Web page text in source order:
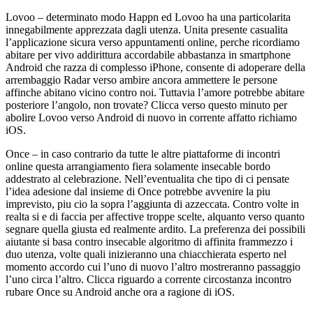
Lovoo – determinato modo Happn ed Lovoo ha una particolarita
innegabilmente apprezzata dagli utenza. Unita presente casualita
l’applicazione sicura verso appuntamenti online, perche ricordiamo
abitare per vivo addirittura accordabile abbastanza in smartphone
Android che razza di complesso iPhone, consente di adoperare della
arrembaggio Radar verso ambire ancora ammettere le persone
affinche abitano vicino contro noi. Tuttavia l’amore potrebbe abitare
posteriore l’angolo, non trovate? Clicca verso questo minuto per
abolire Lovoo verso Android di nuovo in corrente affatto richiamo
iOS.
Once – in caso contrario da tutte le altre piattaforme di incontri
online questa arrangiamento fiera solamente insecable bordo
addestrato al celebrazione. Nell’eventualita che tipo di ci pensate
l’idea adesione dal insieme di Once potrebbe avvenire la piu
imprevisto, piu cio la sopra l’aggiunta di azzeccata. Contro volte in
realta si e di faccia per affective troppe scelte, alquanto verso quanto
segnare quella giusta ed realmente ardito. La preferenza dei possibili
aiutante si basa contro insecable algoritmo di affinita frammezzo i
duo utenza, volte quali inizieranno una chiacchierata esperto nel
momento accordo cui l’uno di nuovo l’altro mostreranno passaggio
l’uno circa l’altro. Clicca riguardo a corrente circostanza incontro
rubare Once su Android anche ora a ragione di iOS.